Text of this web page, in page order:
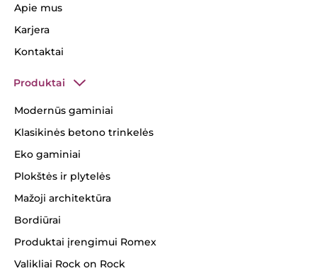
Apie mus
Karjera
Kontaktai
Produktai
Modernūs gaminiai
Klasikinės betono trinkelės
Eko gaminiai
Plokštės ir plytelės
Mažoji architektūra
Bordiūrai
Produktai įrengimui Romex
Valikliai Rock on Rock